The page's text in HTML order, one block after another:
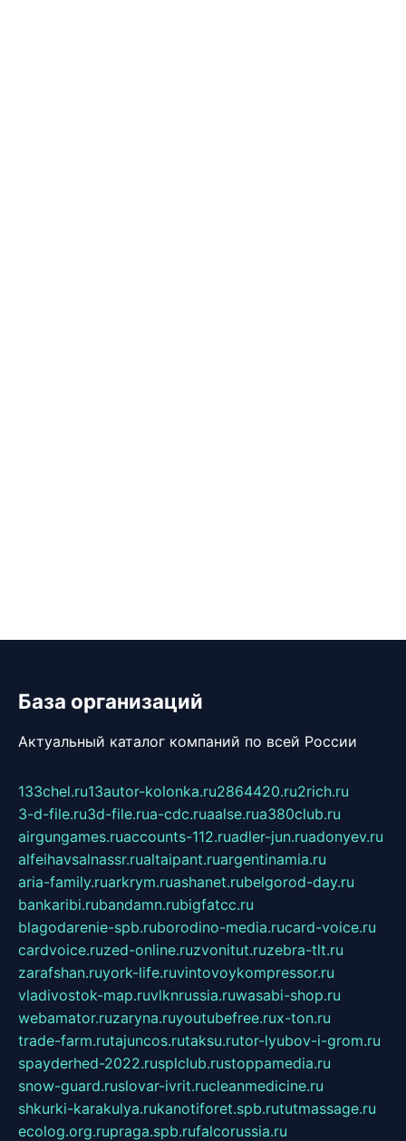
База организаций
Актуальный каталог компаний по всей России
133chel.ru13autor-kolonka.ru2864420.ru2rich.ru
3-d-file.ru3d-file.rua-cdc.ruaalse.rua380club.ru
airgungames.ruaccounts-112.ruadler-jun.ruadonyev.ru
alfeihavsalnassr.rualtaipant.ruargentinamia.ru
aria-family.ruarkrym.ruashanet.rubelgorod-day.ru
bankaribi.rubandamn.rubigfatcc.ru
blagodarenie-spb.ruborodino-media.rucard-voice.ru
cardvoice.ruzed-online.ruzvonitut.ruzebra-tlt.ru
zarafshan.ruyork-life.ruvintovoykompressor.ru
vladivostok-map.ruvlknrussia.ruwasabi-shop.ru
webamator.ruzaryna.ruyoutubefree.rux-ton.ru
trade-farm.rutajuncos.rutaksu.rutor-lyubov-i-grom.ru
spayderhed-2022.rusplclub.rustoppamedia.ru
snow-guard.ruslovar-ivrit.rucleanmedicine.ru
shkurki-karakulya.rukanotiforet.spb.rututmassage.ru
ecolog.org.rupraga.spb.rufalcorussia.ru